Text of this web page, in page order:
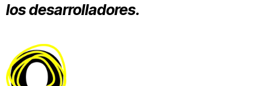
los desarrolladores.